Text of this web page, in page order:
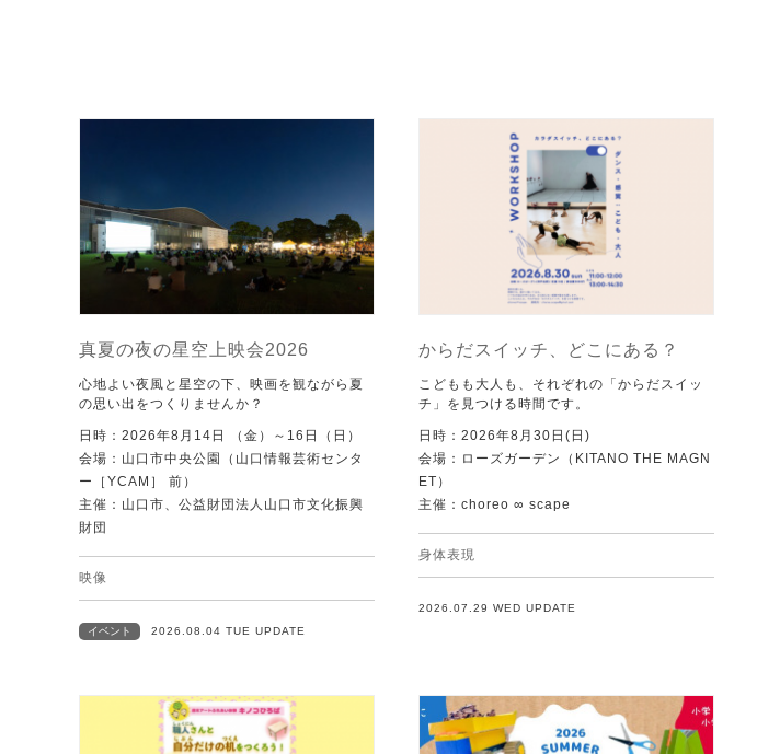
真夏の夜の星空上映会2026
心地よい夜風と星空の下、映画を観ながら夏
の思い出をつくりませんか？
日時：2026年8月14日 （金）～16日（日）
会場：山口市中央公園（山口情報芸術センタ
ー［YCAM］ 前）
主催：山口市、公益財団法人山口市文化振興
財団
映像
イベント 2026.08.04 TUE UPDATE
からだスイッチ、どこにある？
こどもも大人も、それぞれの「からだスイッ
チ」を見つける時間です。
日時：2026年8月30日(日)
会場：ローズガーデン（KITANO THE MAGN
ET）
主催：choreo ∞ scape
身体表現
2026.07.29 WED UPDATE